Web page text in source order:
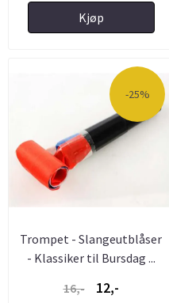
Kjøp
-25%
Trompet - Slangeutblåser
- Klassiker til Bursdag ...
16,-
12,-